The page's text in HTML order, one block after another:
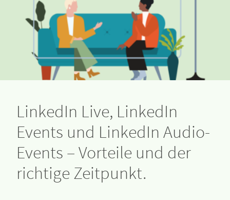
LinkedIn Live, LinkedIn
Events und LinkedIn Audio-
Events – Vorteile und der
richtige Zeitpunkt.